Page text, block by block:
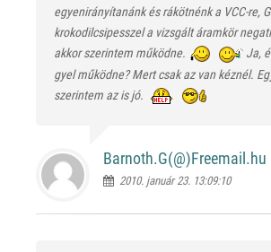
egyenirányítanánk és rákötnénk a VCC-re,
krokodilcsipesszel a vizsgált áramkör
akkor szerintem működne.
Ja,
gyel működne? Mert csak az van kéznél.
szerintem az is jó.
Barnoth.G(@)Freemail.hu
2010. január 23. 13:09:10